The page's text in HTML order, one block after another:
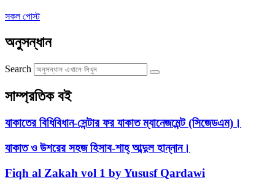
সকল পোস্ট
অনুসন্ধান
Search
সাম্প্রতিক বই
যাকাতের বিধিবিধান-সেন্টার ফর যাকাত ম্যানেজমেন্ট (সিজেডএম)।
যাকাত ও উশরের সহজ হিসাব-শাহ্ আব্দুল হান্নান।
Fiqh al Zakah vol 1 by Yususf Qardawi